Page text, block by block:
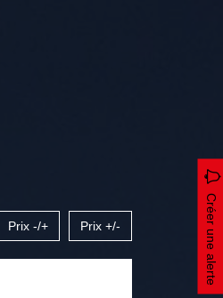
Créer une alerte
Prix -/+ Prix +/-